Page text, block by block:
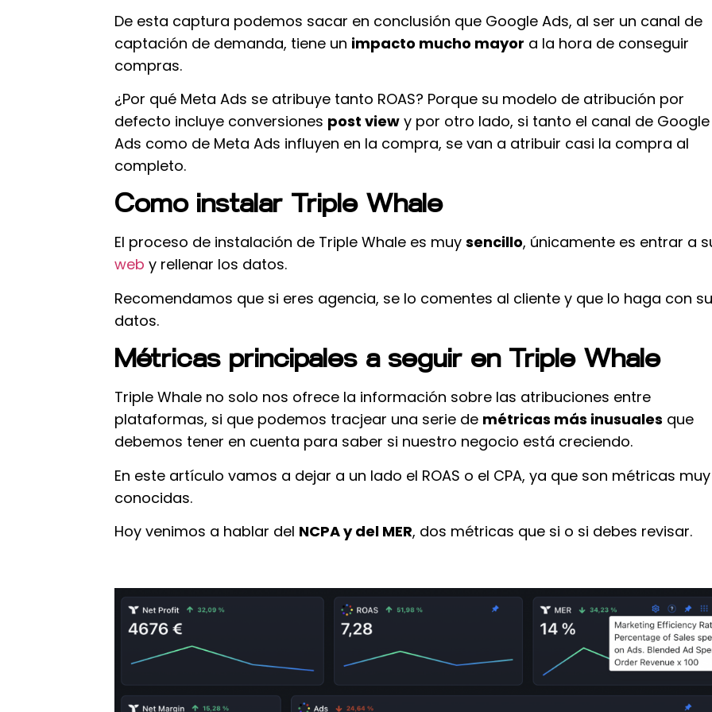
De esta captura podemos sacar en conclusión que Google Ads, al ser un canal de
captación de demanda, tiene un impacto mucho mayor a la hora de conseguir
compras.
¿Por qué Meta Ads se atribuye tanto ROAS? Porque su modelo de atribución por
defecto incluye conversiones post view y por otro lado, si tanto el canal de Google
Ads como de Meta Ads influyen en la compra, se van a atribuir casi la compra al
completo.
Como instalar Triple Whale
El proceso de instalación de Triple Whale es muysencillo, únicamente es entrar a
web y rellenar los datos.
Recomendamos que si eres agencia, se lo comentes al cliente y que lo haga con
datos.
Métricas principales a seguir en Triple Whale
Triple Whale no solo nos ofrece la información sobre las atribuciones entre
plataformas, si que podemos tracjear una serie de métricas más inusuales que
debemos tener en cuenta para saber si nuestro negocio está creciendo.
En este artículo vamos a dejar a un lado el ROAS o el CPA, ya que son métricas muy
conocidas.
Hoy venimos a hablar del NCPA y del MER, dos métricas que si o si debes revisar.